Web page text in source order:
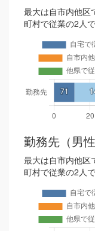
最大は自市内他区
町村で従業の2人で
勤務先（男性
最大は自市内他区
町村で従業の2人で